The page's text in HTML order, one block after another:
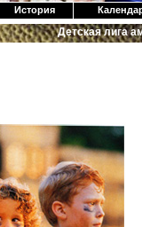
История
Детская лига